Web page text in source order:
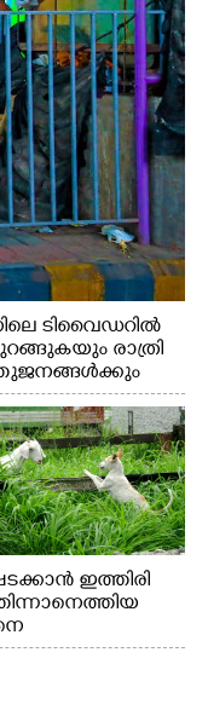
ടിവൈഡറിൽ
രാത്രി
ഉണ്ടായ
കൊണ്ട് മറച്ച
ഇത്തിരി